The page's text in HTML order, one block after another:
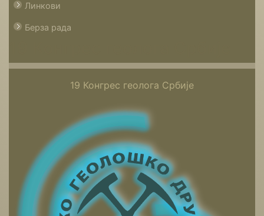
Линкови
Берза рада
19 Конгрес геолога Србије